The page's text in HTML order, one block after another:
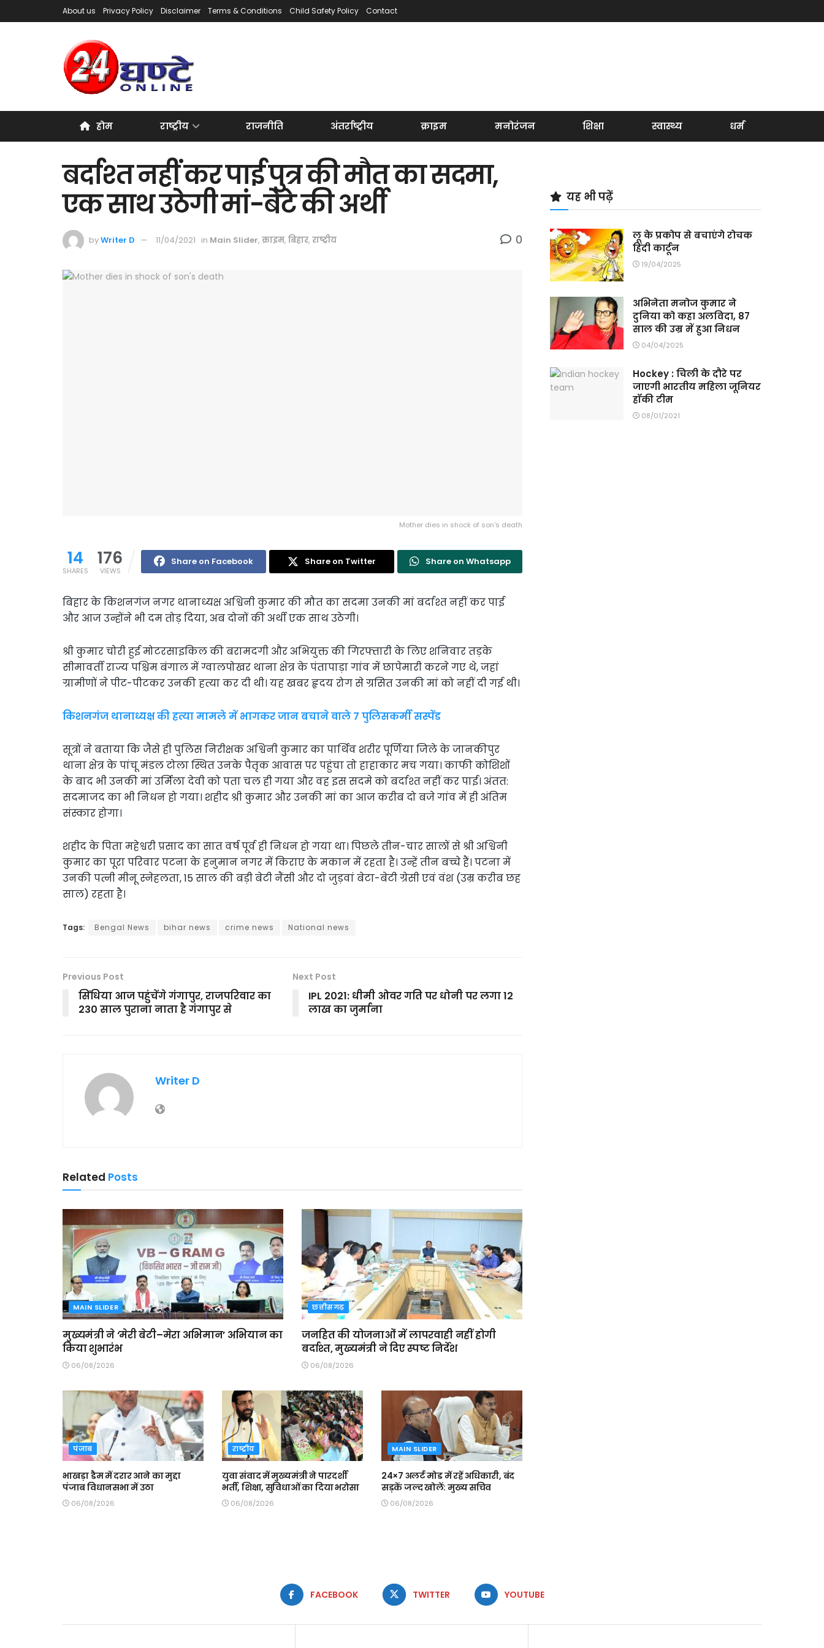
About us Privacy Policy Disclaimer Terms & Conditions Child Safety Policy Contact
होम राष्ट्रीय राजनीति अंतर्राष्ट्रीय क्राइम मनोरंजन शिक्षा स्वास्थ्य धर्म
बर्दाश्त नहीं कर पाई पुत्र की मौत का सदमा,
एक साथ उठेगी मां-बेटे की अर्थी
byWriter D 11/04/2021 in Main Slider, क्राइम, बिहार, राष्ट्रीय 0
Mother dies in shock of son's death
14
SHARES
176
VIEWS
Share on Facebook Share on Twitter Share on Whatsapp
बिहार के किशनगंज नगर थानाध्यक्ष अश्विनी कुमार की मौत का सदमा उनकी मां बर्दाश्त नहीं कर पाई
और आज उन्होंने भी दम तोड़ दिया, अब दोनों की अर्थी एक साथ उठेगी।
श्री कुमार चोरी हुई मोटरसाइकिल की बरामदगी और अभियुक्त की गिरफ्तारी के लिए शनिवार तड़के
सीमावर्ती राज्य पश्चिम बंगाल में ग्वालपोखर थाना क्षेत्र के पंतापाड़ा गांव में छापेमारी करने गए थे, जहां
ग्रामीणों ने पीट-पीटकर उनकी हत्या कर दी थी। यह खबर हृदय रोग से ग्रसित उनकी मां को नहीं दी गई थी।
किशनगंज थानाध्यक्ष की हत्या मामले में भागकर जान बचाने वाले 7 पुलिसकर्मी सस्पेंड
सूत्रों ने बताया कि जैसे ही पुलिस निरीक्षक अश्विनी कुमार का पार्थिव शरीर पूर्णिया जिले के जानकीपुर
थाना क्षेत्र के पांचू मंडल टोला स्थित उनके पैतृक आवास पर पहुंचा तो हाहाकार मच गया। काफी कोशिशों
के बाद भी उनकी मां उर्मिला देवी को पता चल ही गया और वह इस सदमे को बर्दाश्त नहीं कर पाई। अंतत:
सदमाजद का भी निधन हो गया। शहीद श्री कुमार और उनकी मां का आज करीब दो बजे गांव में ही अंतिम
संस्कार होगा।
शहीद के पिता महेश्वरी प्रसाद का सात वर्ष पूर्व ही निधन हो गया था। पिछले तीन-चार सालों से श्री अश्विनी
कुमार का पूरा परिवार पटना के हनुमान नगर में किराए के मकान में रहता है। उन्हें तीन बच्चे हैं। पटना में
उनकी पत्नी मीनू स्नेहलता, 15 साल की बड़ी बेटी नैंसी और दो जुड़वां बेटा-बेटी ग्रेसी एवं वंश (उम्र करीब छह
साल) रहता है।
Tags: Bengal News bihar news crime news National news
Previous Post
सिंधिया आज पहुंचेंगे गंगापुर, राजपरिवार का
230 साल पुराना नाता है गंगापुर से
Next Post
IPL 2021: धीमी ओवर गति पर धोनी पर लगा 12
लाख का जुर्माना
Writer D
Related Posts
MAIN SLIDER
मुख्यमंत्री ने ‘मेरी बेटी–मेरा अभिमान’ अभियान का
किया शुभारंभ
06/08/2026
छत्तीसगढ़
जनहित की योजनाओं में लापरवाही नहीं होगी
बर्दाश्त, मुख्यमंत्री ने दिए स्पष्ट निर्देश
06/08/2026
पंजाब
भाखड़ा डैम में दरार आने का मुद्दा
पंजाब विधानसभा में उठा
06/08/2026
राष्ट्रीय
युवा संवाद में मुख्यमंत्री ने पारदर्शी
भर्ती, शिक्षा, सुविधाओं का दिया भरोसा
06/08/2026
MAIN SLIDER
24×7 अलर्ट मोड में रहें अधिकारी, बंद
सड़कें जल्द खोलें: मुख्य सचिव
06/08/2026
यह भी पढ़ें
लू के प्रकोप से बचाएंगे रोचक
हिंदी कार्टून
19/04/2025
अभिनेता मनोज कुमार ने
दुनिया को कहा अलविदा, 87
साल की उम्र में हुआ निधन
04/04/2025
Hockey : चिली के दौरे पर
जाएगी भारतीय महिला जूनियर
हॉकी टीम
08/01/2021
FACEBOOK TWITTER YOUTUBE